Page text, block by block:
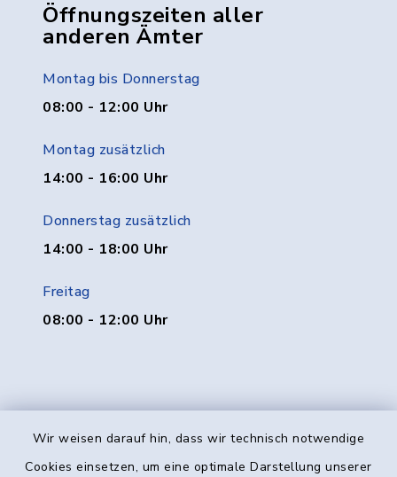
Wir weisen darauf hin, dass wir technisch notwendige
Cookies einsetzen, um eine optimale Darstellung unserer
Öffnungszeiten aller
anderen Ämter
Montag bis Donnerstag
08:00 - 12:00 Uhr
Montag zusätzlich
14:00 - 16:00 Uhr
Donnerstag zusätzlich
14:00 - 18:00 Uhr
Freitag
08:00 - 12:00 Uhr
Kontakt